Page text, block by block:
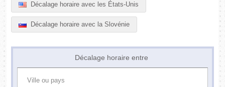
Décalage horaire avec les États-Unis
Décalage horaire avec la Slovénie
Décalage horaire entre